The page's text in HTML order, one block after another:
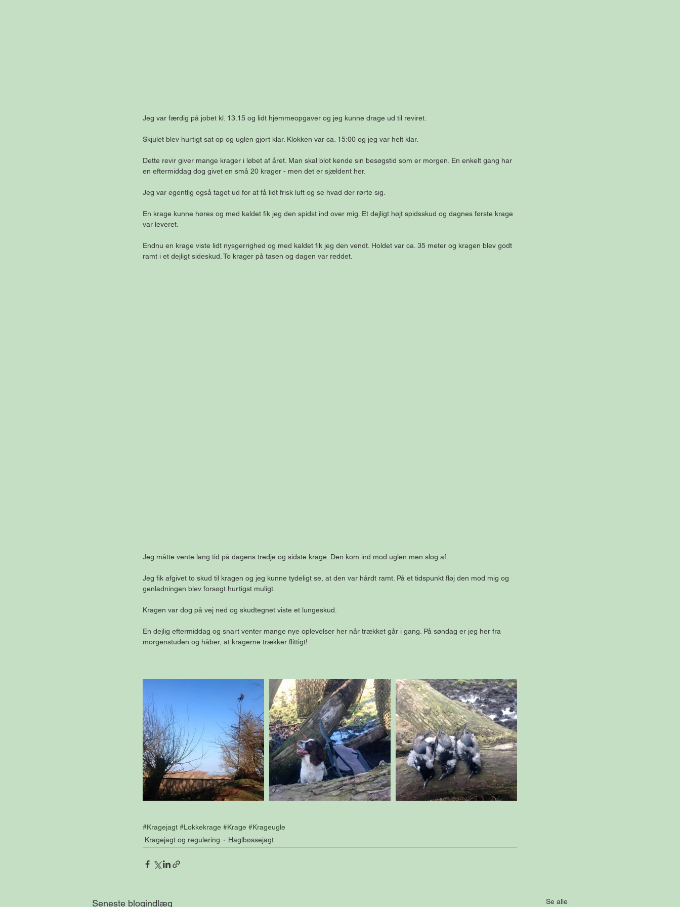
Jeg var færdig på jobet kl. 13.15 og lidt hjemmeopgaver og jeg kunne drage ud til reviret.
Skjulet blev hurtigt sat op og uglen gjort klar. Klokken var ca. 15:00 og jeg var helt klar.
Dette revir giver mange krager i løbet af året. Man skal blot kende sin besøgstid som er morgen. En enkelt gang har
en eftermiddag dog givet en små 20 krager - men det er sjældent her.
Jeg var egentlig også taget ud for at få lidt frisk luft og se hvad der rørte sig.
En krage kunne høres og med kaldet fik jeg den spidst ind over mig. Et dejligt højt spidsskud og dagnes første krage
var leveret.
Endnu en krage viste lidt nysgerrighed og med kaldet fik jeg den vendt. Holdet var ca. 35 meter og kragen blev godt
ramt i et dejligt sideskud. To krager på tasen og dagen var reddet.
Jeg måtte vente lang tid på dagens tredje og sidste krage. Den kom ind mod uglen men slog af.
Jeg fik afgivet to skud til kragen og jeg kunne tydeligt se, at den var hårdt ramt. På et tidspunkt fløj den mod mig og
genladningen blev forsøgt hurtigst muligt.
Kragen var dog på vej ned og skudtegnet viste et lungeskud.
En dejlig eftermiddag og snart venter mange nye oplevelser her når trækket går i gang. På søndag er jeg her fra
morgenstuden og håber, at kragerne trækker flittigt!
#Kragejagt #Lokkekrage #Krage #Krageugle
Kragejagt og regulering
Haglbøssejagt
Seneste blogindlæg Se alle